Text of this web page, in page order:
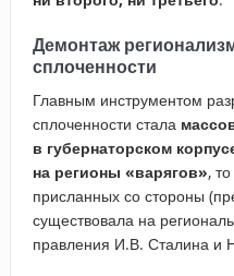
Демонтаж
сплоченности
Главным инструментом
сплоченности стала
в губернаторском
на регионы «варягов»,
присланных со стороны
существовала на
правления И.В. Сталина и